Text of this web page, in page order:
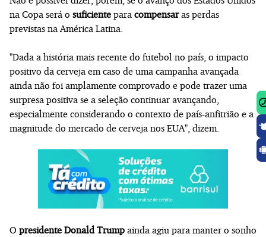
na Copa será o suficiente para compensaras perdas
previstas na América Latina.
"Dada a história mais recente do futebol no país, o impacto
positivo da cerveja em caso de uma campanha avançada
ainda não foi amplamente comprovado e pode trazer uma
surpresa positiva se a seleção continuar avançando,
especialmente considerando o contexto de país-anfitrião e a
magnitude do mercado de cerveja nos EUA", dizem.
O presidente Donald Trump ainda agiu para manter o sonho